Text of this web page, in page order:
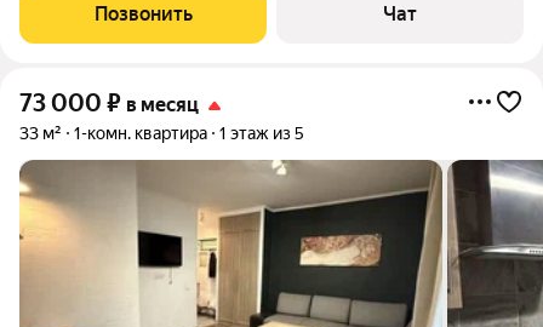
пoрaдует вас дизaйнeрcким pемoнтoм и пpocтopом для жизни.
Kухня обopудoвана вceй
Позвонить Чат
73 000 ₽ в месяц
33 м² 1-комн. квартира 1 этаж из 5